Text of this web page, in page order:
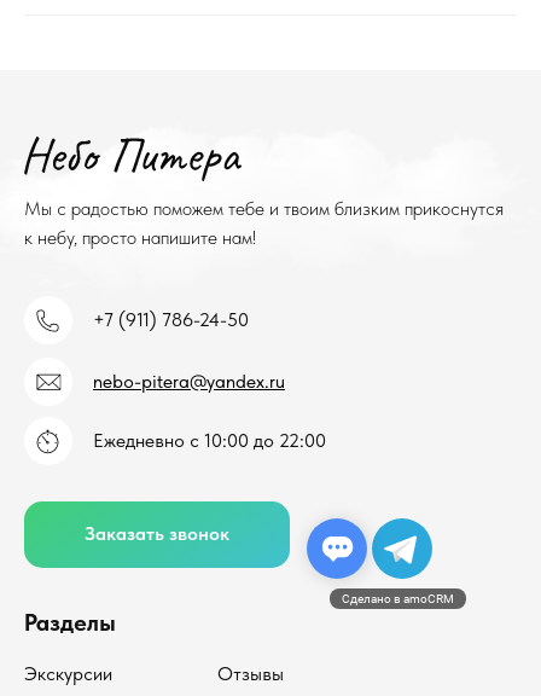
Разделы
Мы с радостью поможем тебе и твоим близким прикоснутся
к небу, просто напишите нам!
Экскурсии Отзывы
+7 (911) 786-24-50
nebo-pitera@yandex.ru
Ежедневно с 10:00 до 22:00
Заказать звонок
Сделано в amoCRM